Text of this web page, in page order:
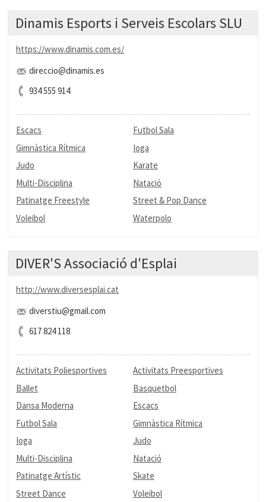
Dinamis Esports i Serveis Escolars SLU
https://www.dinamis.com.es/
direccio@dinamis.es
934 555 914
Escacs
Futbol Sala
Gimnàstica Rítmica
Ioga
Judo
Karate
Multi-Disciplina
Natació
Patinatge Freestyle
Street & Pop Dance
Voleibol
Waterpolo
DIVER'S Associació d'Esplai
http://www.diversesplai.cat
diverstiu@gmail.com
617 824 118
Activitats Poliesportives
Activitats Preesportives
Ballet
Basquetbol
Dansa Moderna
Escacs
Futbol Sala
Gimnàstica Rítmica
Ioga
Judo
Multi-Disciplina
Natació
Patinatge Artístic
Skate
Street Dance
Voleibol